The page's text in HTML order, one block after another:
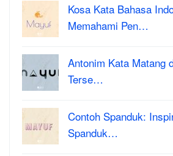
Kosa Kata Bahasa
Memahami Pen…
Antonim Kata Matang
Terse…
Contoh Spanduk:
Spanduk…